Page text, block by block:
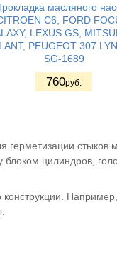
масляного
C6, FORD
LEXUS GS,
PEUGEOT 307
SG-1689
760руб.
герметизации
цилиндров,